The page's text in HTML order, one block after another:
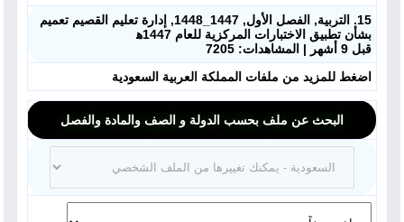
15. التربية, الفصل الأول, 1447_1448, إدارة تعليم القصيم تعميم
بشأن تطبيق الاختبارات المركزية للعام 1447ه‍
قبل 9 أشهر | المشاهدات: 7205
اضغط للمزيد من ملفات المملكة العربية السعودية
البحث عن ملف بحسب الدولة و الصف والمادة والفصل